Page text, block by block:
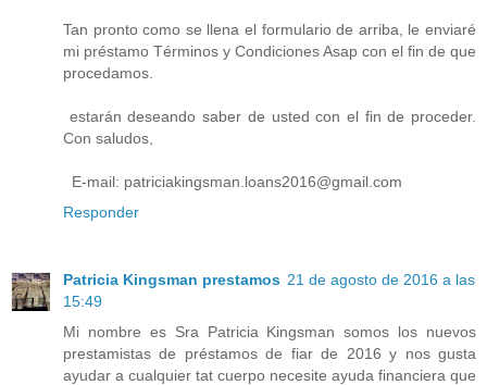
Tan pronto como se llena el formulario de arriba, le enviaré
mi préstamo Términos y Condiciones Asap con el fin de que
procedamos.
estarán deseando saber de usted con el fin de proceder.
Con saludos,
E-mail: patriciakingsman.loans2016@gmail.com
Responder
Patricia Kingsman prestamos 21 de agosto de 2016 a las
15:49
Mi nombre es Sra Patricia Kingsman somos los nuevos
prestamistas de préstamos de fiar de 2016 y nos gusta
ayudar a cualquier tat cuerpo necesite ayuda financiera que